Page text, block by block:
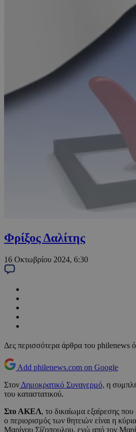
Φρίξος Δαλίτης
16 Οκτωβρίου 2024, 6:30
Δες περισσότερα άρθρα του philenews
Add philenews.com on Google
Στον Δημοκρατικό Συναγερμό, η
του καταστατικού.
Στο ΑΚΕΛ, το δικαίωμα εξαίρεσης
ο περιορισμός των θητειών είναι η
Μαρίνου Σίζοπουλου, ενώ από τον